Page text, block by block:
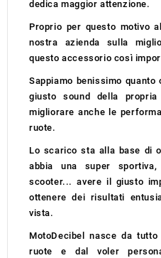
dedica maggior attenzione.
Proprio per questo motivo
nostra azienda sulla
questo accessorio così
Sappiamo benissimo
giusto sound della
migliorare anche le
ruote.
Lo scarico sta alla base di
abbia una super
scooter... avere il giusto
ottenere dei risultati
vista.
MotoDecibel nasce da
ruote e dal voler